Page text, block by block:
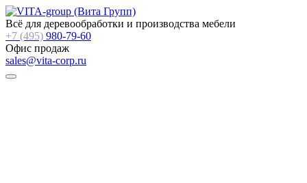
Всё для деревообработки и производства мебели
+7 (495) 980-79-60
Офис продаж
sales@vita-corp.ru